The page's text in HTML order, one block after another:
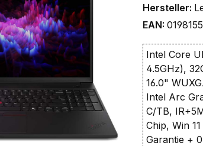
Hersteller:
EAN:
Intel Core
4.5GHz),
16.0"
Intel Arc
C/TB,
Chip, Win
Garantie +